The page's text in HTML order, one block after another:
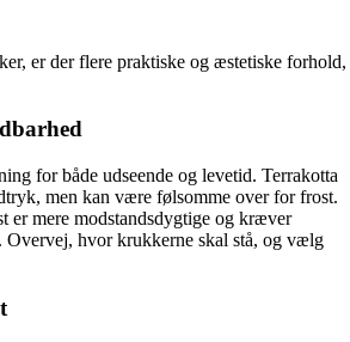
er der flere praktiske og æstetiske forhold,
for både udseende og levetid. Terrakotta
men kan være følsomme over for frost.
er mere modstandsdygtige og kræver
Overvej, hvor krukkerne skal stå, og vælg